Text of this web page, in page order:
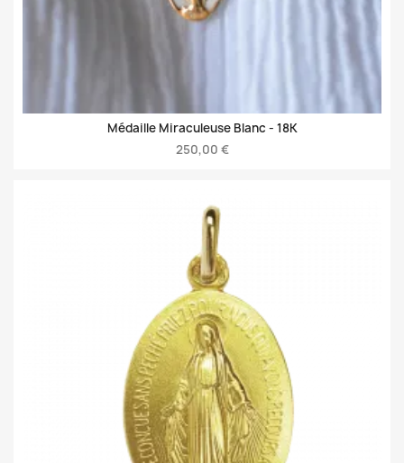
Médaille Miraculeuse Blanc - 18K
250,00 €